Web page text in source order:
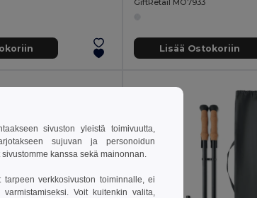
GiftRetail MO7933
Lisää Ostokoriin
sivuston yleistä toimivuutta,
sujuvan ja personoidun
kanssa sekä mainonnan.
verkkosivuston toiminnalle, ei
Voit kuitenkin valita,